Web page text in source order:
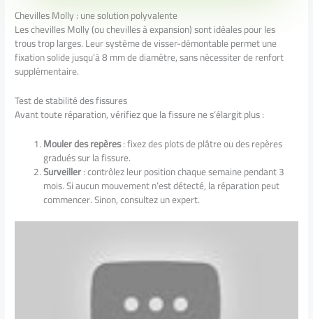
Chevilles Molly : une solution polyvalente
Les chevilles Molly (ou chevilles à expansion) sont idéales pour les
trous trop larges. Leur système de visser-démontable permet une
fixation solide jusqu’à 8 mm de diamètre, sans nécessiter de renfort
supplémentaire.
Test de stabilité des fissures
Avant toute réparation, vérifiez que la fissure ne s’élargit plus :
Mouler des repères: fixez des plots de plâtre ou des repères
gradués sur la fissure.
Surveiller: contrôlez leur position chaque semaine pendant 3
mois. Si aucun mouvement n’est détecté, la réparation peut
commencer. Sinon, consultez un expert.